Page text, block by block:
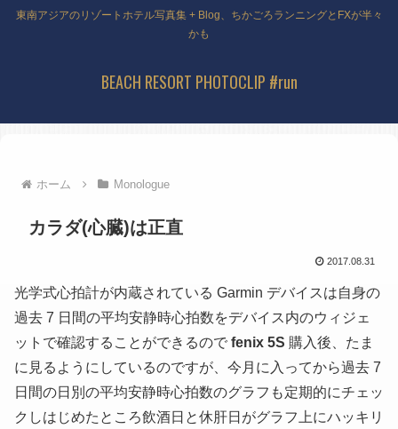
東南アジアのリゾートホテル写真集 + Blog、ちかごろランニングとFXが半々
かも
BEACH RESORT PHOTOCLIP #run
ホーム Monologue
カラダ(心臓)は正直
2017.08.31
光学式心拍計が内蔵されている Garmin デバイスは自身の
過去 7 日間の平均安静時心拍数をデバイス内のウィジェ
ットで確認することができるので fenix 5S 購入後、たま
に見るようにしているのですが、今月に入ってから過去 7
日間の日別の平均安静時心拍数のグラフも定期的にチェッ
クしはじめたところ飲酒日と休肝日がグラフ上にハッキリ